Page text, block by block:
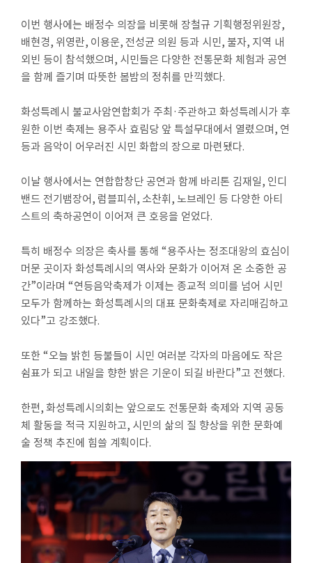
의
안
정
보
의
회
자
실
참
마
당
정
보
공
누
집
안
내
이번 행사에는 배정수 의장을 비롯해 장철규 기획행정위원장,
배현경, 위영란, 이용운, 전성균 의원 등과 시민,불자, 지역 내
외빈 등이 참석했으며, 시민들은 다양한 전통문화 체험과 공연
을 함께 즐기며 따뜻한 봄밤의 정취를 만끽했다.
화성특례시 불교사암연합회가 주최·주관하고 화성특례시가 후
원한 이번 축제는 용주사 효림당 앞 특설무대에서 열렸으며, 연
등과 음악이 어우러진 시민 화합의 장으로 마련됐다.
이날 행사에서는 연합합창단 공연과 함께 바리톤 김재일, 인디
밴드 전기뱀장어, 럼블피쉬,소찬휘,노브레인 등 다양한 아티
스트의 축하공연이 이어져 큰 호응을 얻었다.
특히 배정수 의장은 축사를 통해 “용주사는 정조대왕의 효심이
머문 곳이자 화성특례시의 역사와 문화가 이어져 온 소중한 공
간”이라며 “연등음악축제가 이제는 종교적 의미를 넘어 시민
모두가 함께하는 화성특례시의 대표 문화축제로 자리매김하고
있다”고 강조했다.
또한“오늘 밝힌 등불들이 시민 여러분 각자의 마음에도 작은
쉼표가 되고 내일을 향한 밝은 기운이 되길 바란다”고 전했다.
한편,화성특례시의회는 앞으로도 전통문화 축제와 지역 공동
체 활동을 적극 지원하고, 시민의 삶의 질 향상을 위한 문화예
술 정책 추진에 힘쓸 계획이다.